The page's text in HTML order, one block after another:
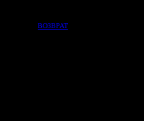
ВОЗВРАТ